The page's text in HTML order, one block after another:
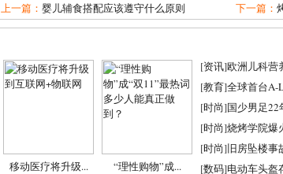
上一篇： 婴儿辅食搭配应该遵守什么原则 下一篇：
移动医疗将升级... “理性购物”成...
[资讯]欧洲儿科营
[教育]全球首台A-
[时尚]国少男足
[时尚]烧烤学院爆
[时尚]旧房坠楼事
[数码]电动车头盔